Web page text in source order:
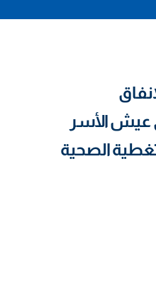
عيش الأسر
الصحية